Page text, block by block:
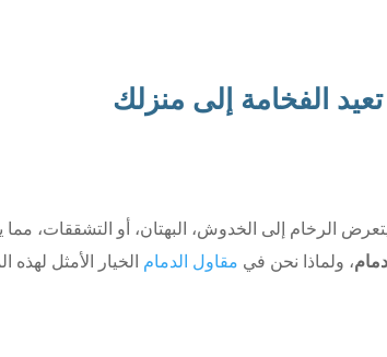
الرخام إلى الخدوش، البهتان، أو التشققات، مما
، ولماذا نحن في مقاول الدمام الخيار الأمثل لهذه